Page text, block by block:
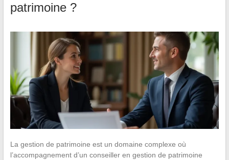
patrimoine ?
La gestion de patrimoine est un domaine complexe où
l’accompagnement d’un conseiller en gestion de patrimoine